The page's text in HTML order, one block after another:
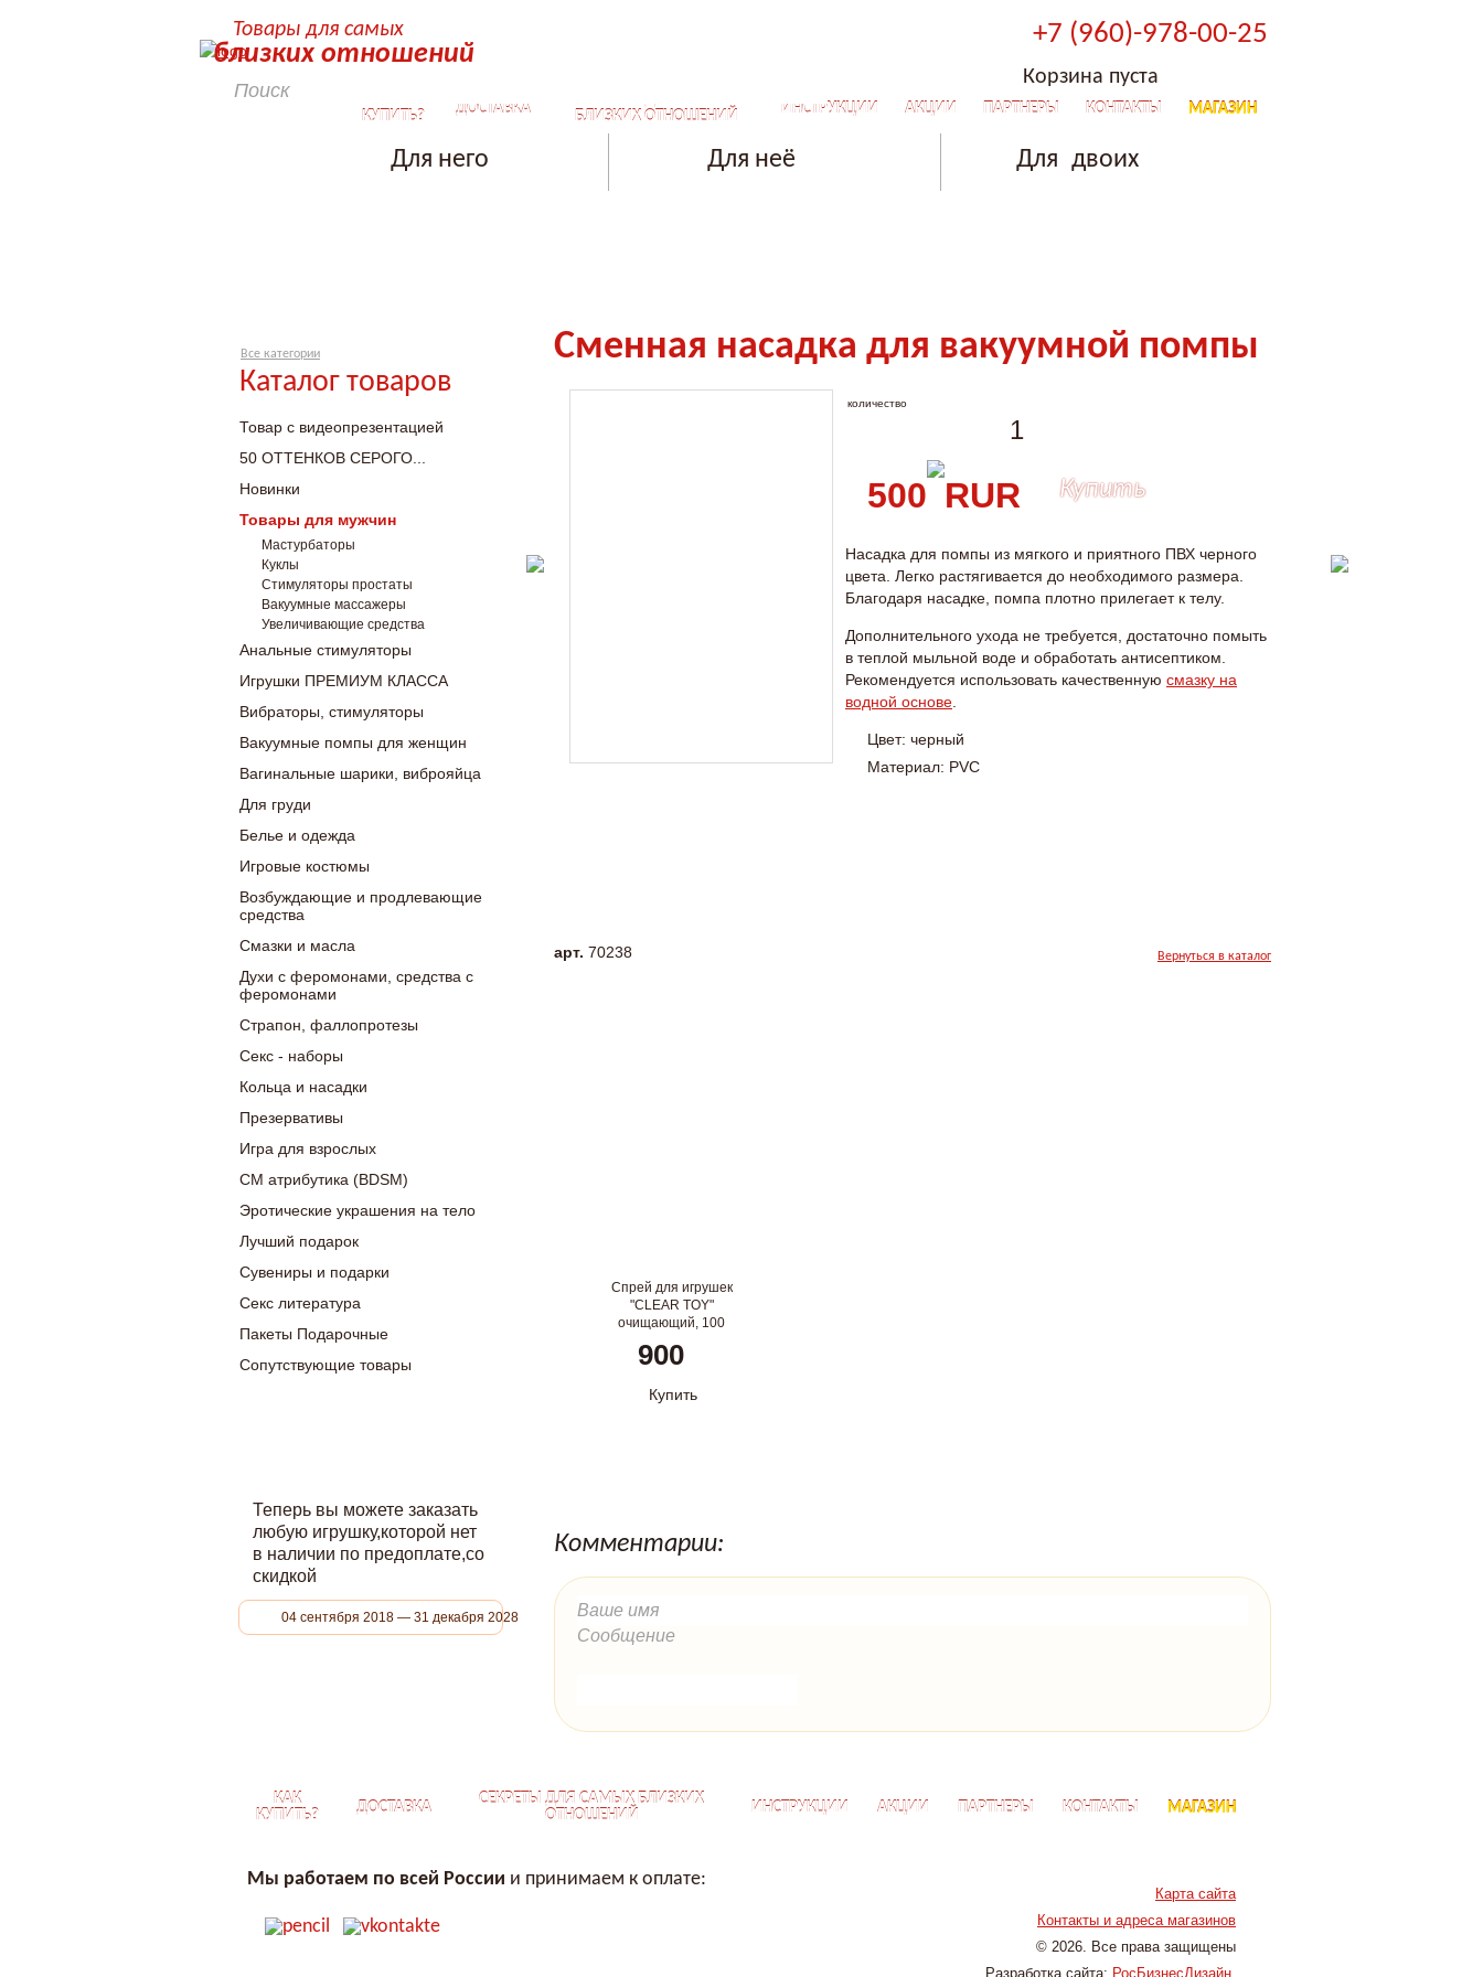
Товары для самых
близких отношений
+7 (960)-978-00-25
КУПИТЬ?
ДОСТАВКА
СЕКРЕТЫ ДЛЯ САМЫХ
БЛИЗКИХ ОТНОШЕНИЙ
ИНСТРУКЦИИ АКЦИИ ПАРТНЕРЫ КОНТАКТЫ МАГАЗИН
Для него Для неё Для двоих
Корзина пуста
Все категории
Каталог товаров
Товар с видеопрезентацией
50 ОТТЕНКОВ СЕРОГО...
Новинки
Товары для мужчин
Мастурбаторы
Куклы
Стимуляторы простаты
Вакуумные массажеры
Увеличивающие средства
Анальные стимуляторы
Игрушки ПРЕМИУМ КЛАССА
Вибраторы, стимуляторы
Вакуумные помпы для женщин
Вагинальные шарики, виброяйца
Для груди
Белье и одежда
Игровые костюмы
Возбуждающие и продлевающие
средства
Смазки и масла
Духи с феромонами, средства с
феромонами
Страпон, фаллопротезы
Секс - наборы
Кольца и насадки
Презервативы
Игра для взрослых
СМ атрибутика (BDSM)
Эротические украшения на тело
Лучший подарок
Сувениры и подарки
Секс литература
Пакеты Подарочные
Сопутствующие товары
Теперь вы можете заказать
любую игрушку,которой нет
в наличии по предоплате,со
скидкой
04 сентября 2018 — 31 декабря 2028
Сменная насадка для вакуумной помпы
количество
500 Купить
Насадка для помпы из мягкого и приятного ПВХ черного
цвета. Легко растягивается до необходимого размера.
Благодаря насадке, помпа плотно прилегает к телу.
Дополнительного ухода не требуется, достаточно помыть
в теплой мыльной воде и обработать антисептиком.
Рекомендуется использовать качественную смазку на
водной основе
Цвет: черный
Материал: PVC
арт. 70238 Вернуться в каталог
Спрей для игрушек
"CLEAR TOY"
очищающий, 100
900
Купить
Комментарии:
КАК
КУПИТЬ?
ДОСТАВКА
СЕКРЕТЫ ДЛЯ САМЫХ БЛИЗКИХ
ОТНОШЕНИЙ
ИНСТРУКЦИИ АКЦИИ ПАРТНЕРЫ КОНТАКТЫ МАГАЗИН
Мы работаем по всей России и принимаем к оплате:
Карта сайта
Контакты и адреса магазинов
© 2026. Все права защищены
Разработка сайта: РосБизнесДизайн